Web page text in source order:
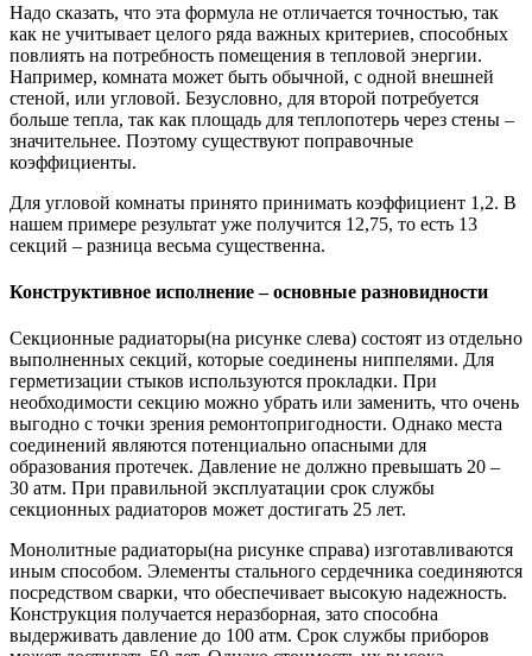
Надо сказать, что эта формула не отличается точностью, так
как не учитывает целого ряда важных критериев, способных
повлиять на потребность помещения в тепловой энергии.
Например, комната может быть обычной, с одной внешней
стеной, или угловой. Безусловно, для второй потребуется
больше тепла, так как площадь для теплопотерь через стены –
значительнее. Поэтому существуют поправочные
коэффициенты.
Для угловой комнаты принято принимать коэффициент 1,2. В
нашем примере результат уже получится 12,75, то есть 13
секций – разница весьма существенна.
Конструктивное исполнение – основные разновидности
Секционные радиаторы(на рисунке слева) состоят из отдельно
выполненных секций, которые соединены ниппелями. Для
герметизации стыков используются прокладки. При
необходимости секцию можно убрать или заменить, что очень
выгодно с точки зрения ремонтопригодности. Однако места
соединений являются потенциально опасными для
образования протечек. Давление не должно превышать 20 –
30 атм. При правильной эксплуатации срок службы
секционных радиаторов может достигать 25 лет.
Монолитные радиаторы(на рисунке справа) изготавливаются
иным способом. Элементы стального сердечника соединяются
посредством сварки, что обеспечивает высокую надежность.
Конструкция получается неразборная, зато способна
выдерживать давление до 100 атм. Срок службы приборов